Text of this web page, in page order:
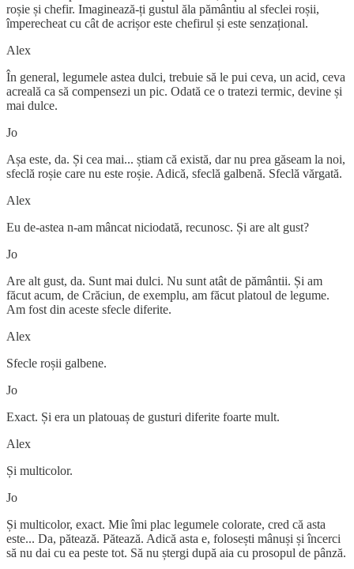
roșie și chefir. Imaginează-ți gustul ăla pământiu al sfeclei roșii,
împerecheat cu cât de acrișor este chefirul și este senzațional.
Alex
În general, legumele astea dulci, trebuie să le pui ceva, un acid, ceva
acreală ca să compensezi un pic. Odată ce o tratezi termic, devine și
mai dulce.
Jo
Așa este, da. Și cea mai... știam că există, dar nu prea găseam la noi,
sfeclă roșie care nu este roșie. Adică, sfeclă galbenă. Sfeclă vărgată.
Alex
Eu de-astea n-am mâncat niciodată, recunosc. Și are alt gust?
Jo
Are alt gust, da. Sunt mai dulci. Nu sunt atât de pământii. Și am
făcut acum, de Crăciun, de exemplu, am făcut platoul de legume.
Am fost din aceste sfecle diferite.
Alex
Sfecle roșii galbene.
Jo
Exact. Și era un platouaș de gusturi diferite foarte mult.
Alex
Și multicolor.
Jo
Și multicolor, exact. Mie îmi plac legumele colorate, cred că asta
este... Da, pătează. Pătează. Adică asta e, folosești mânuși și încerci
să nu dai cu ea peste tot. Să nu ștergi după aia cu prosopul de pânză.